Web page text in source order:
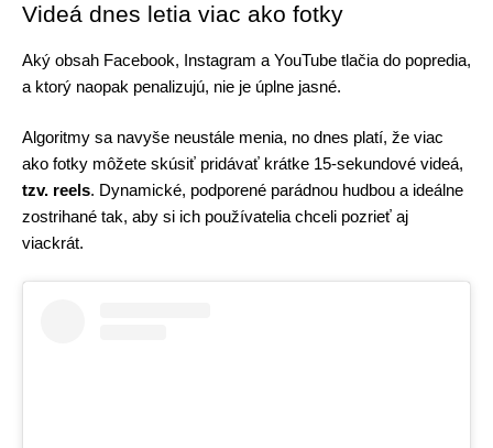
Videá dnes letia viac ako fotky
Aký obsah Facebook, Instagram a YouTube tlačia do popredia,
a ktorý naopak penalizujú, nie je úplne jasné.
Algoritmy sa navyše neustále menia, no dnes platí, že viac
tzv. reels. Dynamické, podporené parádnou hudbou a ideálne
zostrihané tak, aby si ich používatelia chceli pozrieť aj
viackrát.